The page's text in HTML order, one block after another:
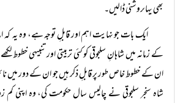
بھی یہاںروشنی ڈالیں۔
ایک بات جو نہایت اہم اور قابلِ توجہ ہے، وہ یہ کہ
کے زمانہ میں شاہانِ سلجوقی کو کئی تربیتی اور تنبیہی خطوط
ان کے خطوط خاص طور پر قابلِ ذکر ہیں جو ان کے دور میں
شاہ سنجر سلجوقی نے چالیس سال حکومت کی، وہ اپنی